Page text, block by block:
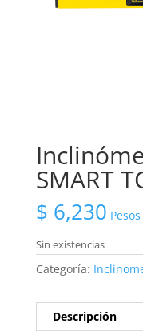
SMART
$ 6,230
Sin existencias
Categoría:
Descripción